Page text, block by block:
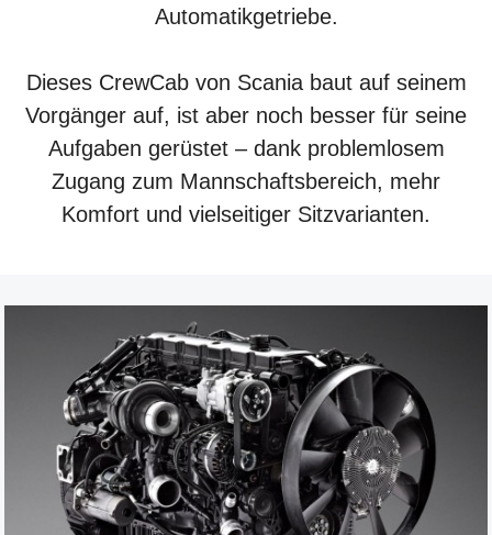
Automatikgetriebe.
Dieses CrewCab von Scania baut auf seinem
Vorgänger auf, ist aber noch besser für seine
Aufgaben gerüstet – dank problemlosem
Zugang zum Mannschaftsbereich, mehr
Komfort und vielseitiger Sitzvarianten.